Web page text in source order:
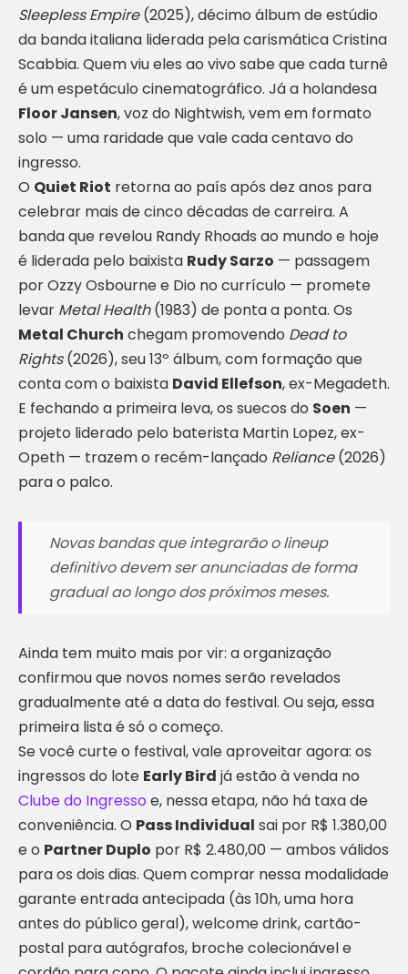
Sleepless Empire(2025), décimo álbum de estúdio
da banda italiana liderada pela carismática Cristina
Scabbia. Quem viu eles ao vivo sabe que cada turnê
é um espetáculo cinematográfico. Já a holandesa
Floor Jansen, voz do Nightwish, vem em formato
solo — uma raridade que vale cada centavo do
ingresso.
O Quiet Riot retorna ao país após dez anos para
celebrar mais de cinco décadas de carreira. A
banda que revelou Randy Rhoads ao mundo e hoje
é liderada pelo baixista Rudy Sarzo — passagem
por Ozzy Osbourne e Dio no currículo — promete
levar Metal Health(1983) de ponta a ponta. Os
Metal Church chegam promovendo Dead to
Rights(2026), seu 13º álbum, com formação que
conta com o baixista David Ellefson, ex-Megadeth.
E fechando a primeira leva, os suecos do Soen —
projeto liderado pelo baterista Martin Lopez, ex-
Opeth — trazem o recém-lançado Reliance(2026)
para o palco.
Novas bandas que integrarão o lineup
definitivo devem ser anunciadas de forma
gradual ao longo dos próximos meses.
Ainda tem muito mais por vir: a organização
confirmou que novos nomes serão revelados
gradualmente até a data do festival. Ou seja, essa
primeira lista é só o começo.
Se você curte o festival, vale aproveitar agora: os
ingressos do lote Early Bird já estão à venda no
Clube do Ingresso e, nessa etapa, não há taxa de
conveniência. O Pass Individual sai por R$ 1.380,00
e o Partner Duplo por R$ 2.480,00 — ambos válidos
para os dois dias. Quem comprar nessa modalidade
garante entrada antecipada (às 10h, uma hora
antes do público geral), welcome drink, cartão-
postal para autógrafos, broche colecionável e